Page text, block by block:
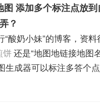
图 添加多个标注点放
？
“酸奶小妹”的博客，资料
饼还是“地图地链接地图
生成器可以标注多答个